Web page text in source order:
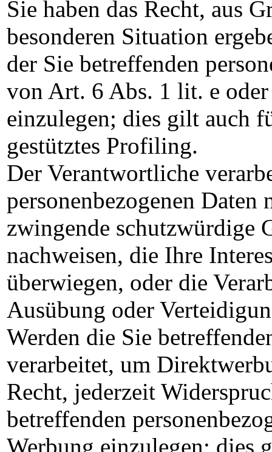
Sie haben das Recht, aus
besonderen Situation
der Sie betreffenden
von Art. 6 Abs. 1 lit. e
einzulegen; dies gilt auch
gestütztes Profiling.
Der Verantwortliche
personenbezogenen Daten
zwingende schutzwürdige
nachweisen, die Ihre
überwiegen, oder die
Ausübung oder
Werden die Sie
verarbeitet, um
Recht, jederzeit
betreffenden
Werbung einzulegen; dies